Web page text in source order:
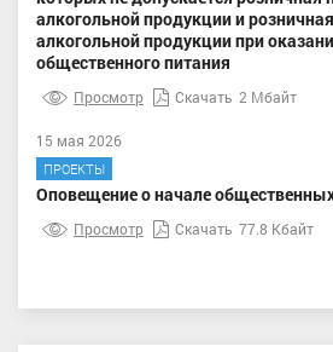
алкогольной продукции и
алкогольной продукции при
общественного питания
Просмотр Скачать 2 Мбайт
15 мая 2026
ПРОЕКТЫ
Оповещение о начале
Просмотр Скачать 77.8 Кбайт